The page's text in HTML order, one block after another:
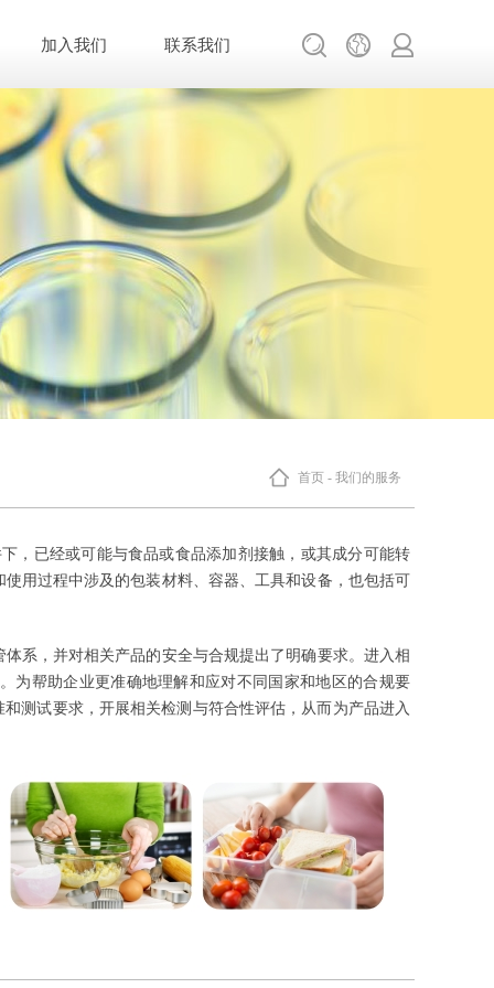
加入我们 联系我们
首页 - 我们的服务
，已经或可能与食品或食品添加剂接触，或其成分可能转
用过程中涉及的包装材料、容器、工具和设备，也包括可
系，并对相关产品的安全与合规提出了明确要求。进入相
为帮助企业更准确地理解和应对不同国家和地区的合规要
测试要求，开展相关检测与符合性评估，从而为产品进入